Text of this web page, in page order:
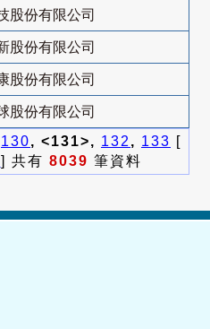
股份有限公司
股份有限公司
股份有限公司
股份有限公司
130, <131>, 132 , 133 [
] 共有 8039 筆資料